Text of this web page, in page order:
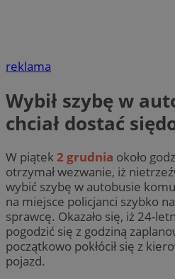
reklama
Wybił szybę w
chciał dostać
W piątek2 grudnia około
otrzymał wezwanie, iż
wybić szybę w autobusie
na miejsce policjanci szybko
sprawcę. Okazało się, iż 24-
pogodzić się z godziną
początkowo pokłócił się z
pojazd.